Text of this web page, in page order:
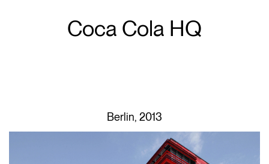
Coca Cola HQ
Berlin, 2013